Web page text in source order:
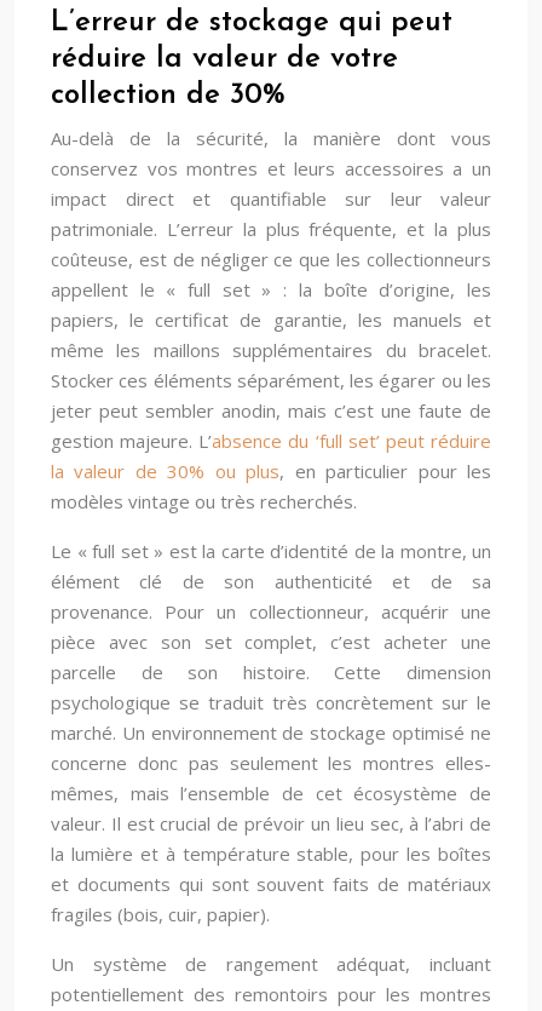
L’erreur de stockage qui peut
réduire la valeur de votre
collection de 30%
Au-delà de la sécurité, la manière dont vous
conservez vos montres et leurs accessoires a un
impact direct et quantifiable sur leur valeur
patrimoniale. L’erreur la plus fréquente, et la plus
coûteuse, est de négliger ce que les collectionneurs
appellent le « full set » : la boîte d’origine, les
papiers, le certificat de garantie, les manuels et
même les maillons supplémentaires du bracelet.
Stocker ces éléments séparément, les égarer ou les
jeter peut sembler anodin, mais c’est une faute de
gestion majeure. L’absence du ‘full set’ peut réduire
la valeur de 30% ou plus, en particulier pour les
modèles vintage ou très recherchés.
Le « full set » est la carte d’identité de la montre, un
élément clé de son authenticité et de sa
provenance. Pour un collectionneur, acquérir une
pièce avec son set complet, c’est acheter une
parcelle de son histoire. Cette dimension
psychologique se traduit très concrètement sur le
marché. Un environnement de stockage optimisé ne
concerne donc pas seulement les montres elles-
mêmes, mais l’ensemble de cet écosystème de
valeur. Il est crucial de prévoir un lieu sec, à l’abri de
la lumière et à température stable, pour les boîtes
et documents qui sont souvent faits de matériaux
fragiles (bois, cuir, papier).
Un système de rangement adéquat, incluant
potentiellement des remontoirs pour les montres